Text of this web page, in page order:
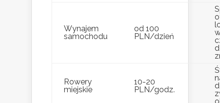
Wynajem
samochodu
od 100
PLN/dzień
Rowery
miejskie
10-20
PLN/godz.